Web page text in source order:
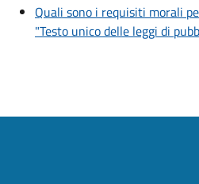
Quali sono i requisiti morali
"Testo unico delle leggi di